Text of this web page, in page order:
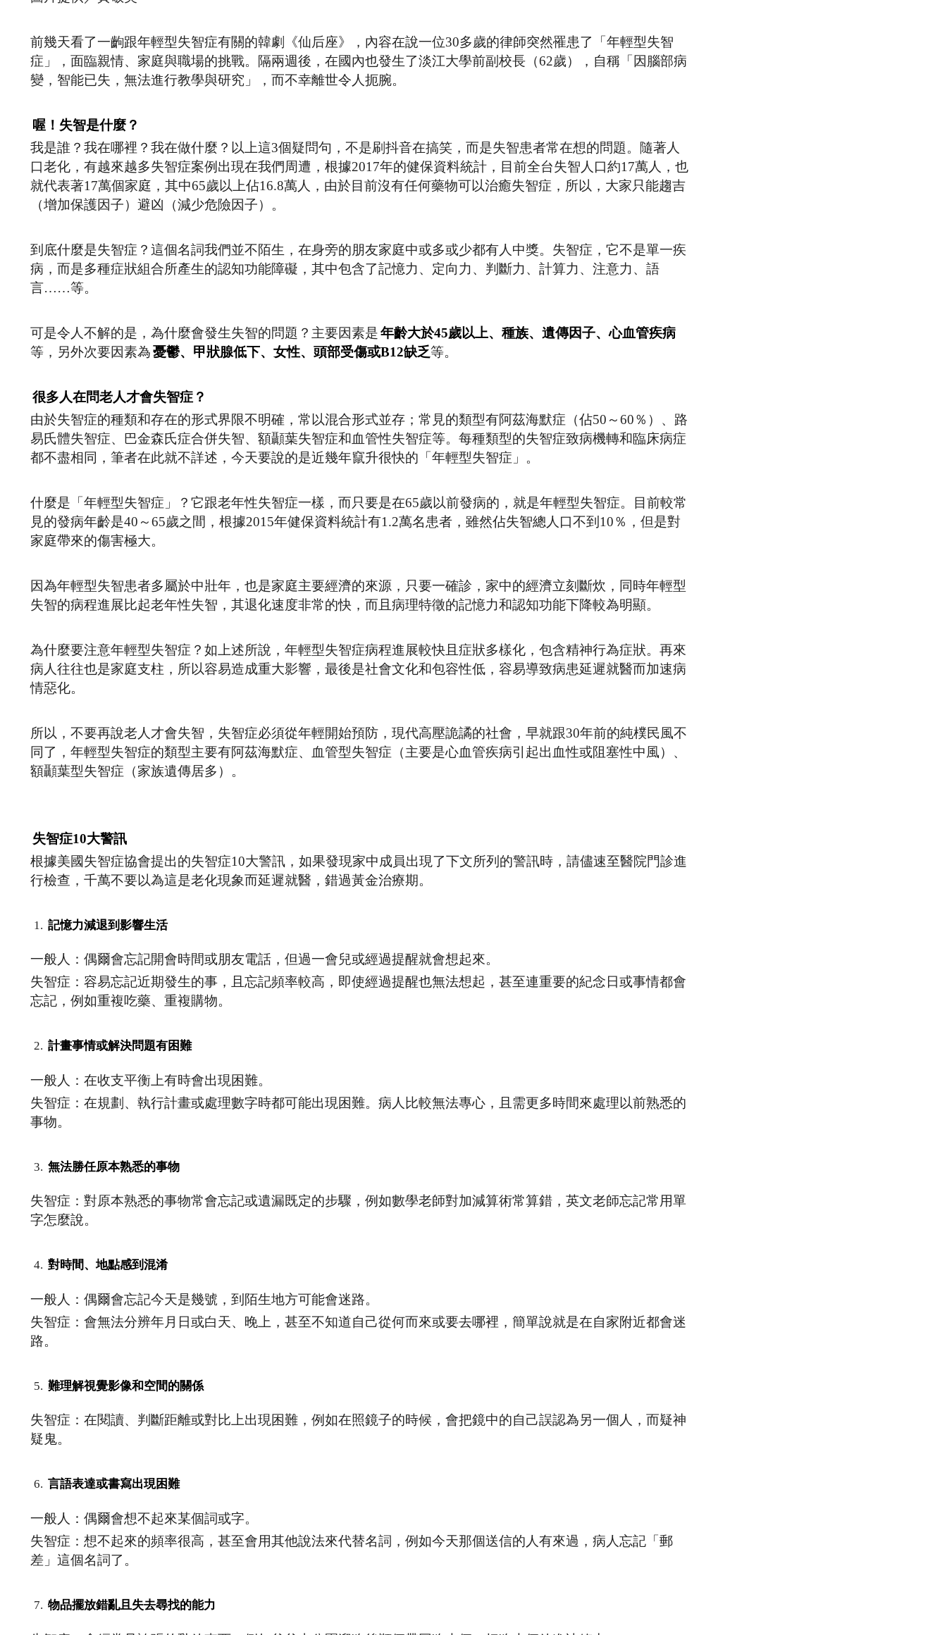
前幾天看了一齣跟年輕型失智症有關的韓劇《仙后座》，內容在說一位30多歲的律師突然罹患了「年輕型失智
症」，面臨親情、家庭與職場的挑戰。隔兩週後，在國內也發生了淡江大學前副校長（62歲），自稱「因腦部病
變，智能已失，無法進行教學與研究」，而不幸離世令人扼腕。
喔！失智是什麼？
我是誰？我在哪裡？我在做什麼？以上這3個疑問句，不是刷抖音在搞笑，而是失智患者常在想的問題。隨著人
口老化，有越來越多失智症案例出現在我們周遭，根據2017年的健保資料統計，目前全台失智人口約17萬人，也
就代表著17萬個家庭，其中65歲以上佔16.8萬人，由於目前沒有任何藥物可以治癒失智症，所以，大家只能趨吉
（增加保護因子）避凶（減少危險因子）。
到底什麼是失智症？這個名詞我們並不陌生，在身旁的朋友家庭中或多或少都有人中獎。失智症，它不是單一疾
病，而是多種症狀組合所產生的認知功能障礙，其中包含了記憶力、定向力、判斷力、計算力、注意力、語
言……等。
可是令人不解的是，為什麼會發生失智的問題？主要因素是年齡大於45歲以上、種族、遺傳因子、心血管疾病
等，另外次要因素為憂鬱、甲狀腺低下、女性、頭部受傷或B12缺乏等。
很多人在問老人才會失智症？
由於失智症的種類和存在的形式界限不明確，常以混合形式並存；常見的類型有阿茲海默症（佔50～60％）、路
易氏體失智症、巴金森氏症合併失智、額顳葉失智症和血管性失智症等。每種類型的失智症致病機轉和臨床病症
都不盡相同，筆者在此就不詳述，今天要說的是近幾年竄升很快的「年輕型失智症」。
什麼是「年輕型失智症」？它跟老年性失智症一樣，而只要是在65歲以前發病的，就是年輕型失智症。目前較常
見的發病年齡是40～65歲之間，根據2015年健保資料統計有1.2萬名患者，雖然佔失智總人口不到10％，但是對
家庭帶來的傷害極大。
因為年輕型失智患者多屬於中壯年，也是家庭主要經濟的來源，只要一確診，家中的經濟立刻斷炊，同時年輕型
失智的病程進展比起老年性失智，其退化速度非常的快，而且病理特徵的記憶力和認知功能下降較為明顯。
為什麼要注意年輕型失智症？如上述所說，年輕型失智症病程進展較快且症狀多樣化，包含精神行為症狀。再來
病人往往也是家庭支柱，所以容易造成重大影響，最後是社會文化和包容性低，容易導致病患延遲就醫而加速病
情惡化。
所以，不要再說老人才會失智，失智症必須從年輕開始預防，現代高壓詭譎的社會，早就跟30年前的純樸民風不
同了，年輕型失智症的類型主要有阿茲海默症、血管型失智症（主要是心血管疾病引起出血性或阻塞性中風）、
額顳葉型失智症（家族遺傳居多）。
失智症10大警訊
根據美國失智症協會提出的失智症10大警訊，如果發現家中成員出現了下文所列的警訊時，請儘速至醫院門診進
行檢查，千萬不要以為這是老化現象而延遲就醫，錯過黃金治療期。
記憶力減退到影響生活
一般人：偶爾會忘記開會時間或朋友電話，但過一會兒或經過提醒就會想起來。
失智症：容易忘記近期發生的事，且忘記頻率較高，即使經過提醒也無法想起，甚至連重要的紀念日或事情都會
忘記，例如重複吃藥、重複購物。
計畫事情或解決問題有困難
一般人：在收支平衡上有時會出現困難。
失智症：在規劃、執行計畫或處理數字時都可能出現困難。病人比較無法專心，且需更多時間來處理以前熟悉的
事物。
無法勝任原本熟悉的事物
失智症：對原本熟悉的事物常會忘記或遺漏既定的步驟，例如數學老師對加減算術常算錯，英文老師忘記常用單
字怎麼說。
對時間、地點感到混淆
一般人：偶爾會忘記今天是幾號，到陌生地方可能會迷路。
失智症：會無法分辨年月日或白天、晚上，甚至不知道自己從何而來或要去哪裡，簡單說就是在自家附近都會迷
路。
難理解視覺影像和空間的關係
失智症：在閱讀、判斷距離或對比上出現困難，例如在照鏡子的時候，會把鏡中的自己誤認為另一個人，而疑神
疑鬼。
言語表達或書寫出現困難
一般人：偶爾會想不起來某個詞或字。
失智症：想不起來的頻率很高，甚至會用其他說法來代替名詞，例如今天那個送信的人有來過，病人忘記「郵
差」這個名詞了。
物品擺放錯亂且失去尋找的能力